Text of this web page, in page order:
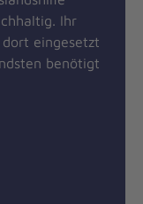
Ihr
eingesetzt
benötigt